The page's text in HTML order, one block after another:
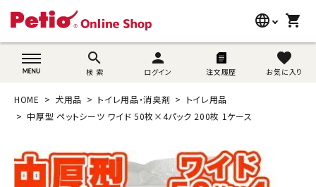
language
wovn-lang-name
shopping_cart
search
検 索
person
ログイン 注文履歴
favorite
お気に入り
search
猫用品
ブランド別に探す
HOME 犬用品 トイレ用品・消臭剤
トイレ用品
中厚型 ペットシーツ ワイド 50枚×4パック 200枚 1ケース